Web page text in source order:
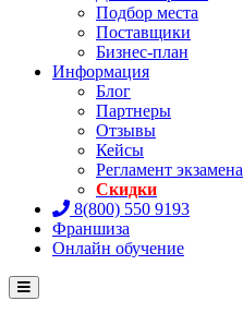
Подбор места
Поставщики
Бизнес-план
Информация
Блог
Партнеры
Отзывы
Кейсы
Регламент экзамена
Скидки
8(800) 550 9193
Франшиза
Онлайн обучение
Menu